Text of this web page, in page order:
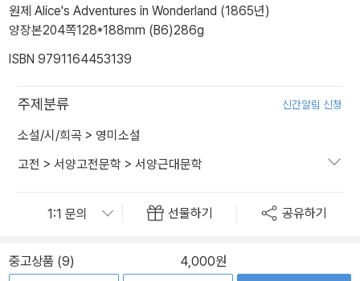
원제 Alice's Adventures in Wonderland (1865년)
양장본204쪽128*188mm (B6)286g
ISBN 9791164453139
주제분류 신간알림 신청
소설/시/희곡 > 영미소설
고전 > 서양고전문학 > 서양근대문학
선물하기 공유하기
중고상품 (9) 4,000원